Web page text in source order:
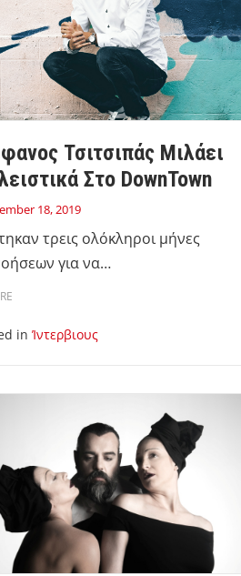
Τσιτσιπάς Μιλάει
Στο DownTown
18, 2019
τρεις ολόκληροι μήνες
για να…
in Ίντερβιους